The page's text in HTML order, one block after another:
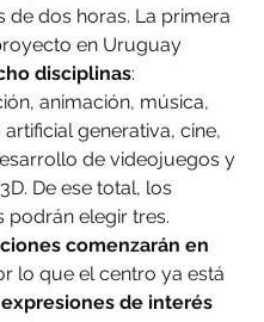
de dos horas. La primera
en Uruguay
disciplinas:
animación, música,
artificial generativa, cine,
de videojuegos y
De ese total, los
podrán elegir tres.
comenzarán en
lo que el centro ya está
expresiones de interés